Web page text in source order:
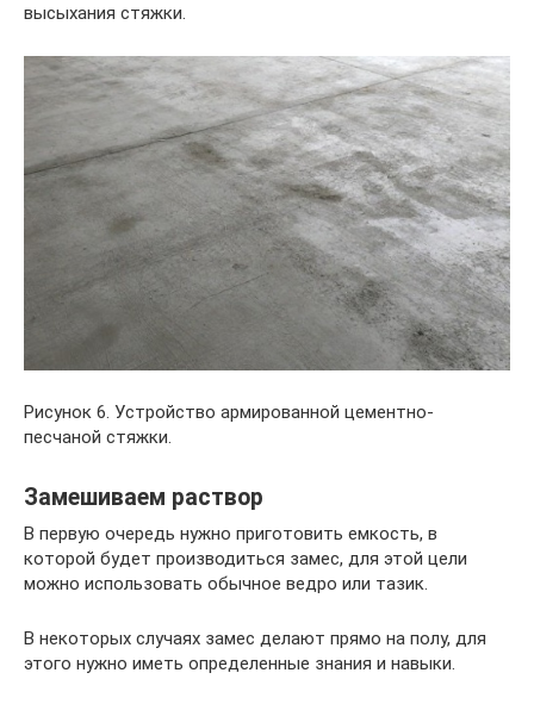
высыхания стяжки.
Рисунок 6. Устройство армированной цементно-
песчаной стяжки.
Замешиваем раствор
В первую очередь нужно приготовить емкость, в
которой будет производиться замес, для этой цели
можно использовать обычное ведро или тазик.
В некоторых случаях замес делают прямо на полу, для
этого нужно иметь определенные знания и навыки.